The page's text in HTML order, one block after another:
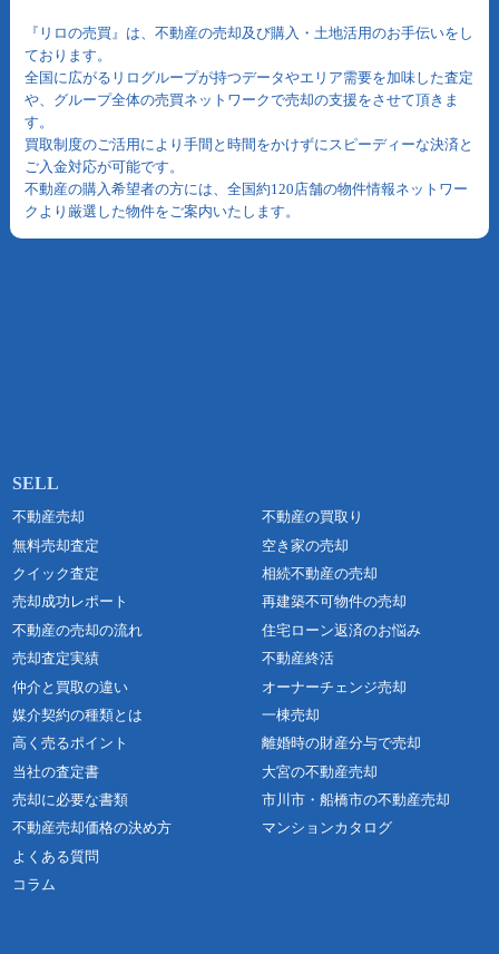
『リロの売買』は、不動産の売却及び購入・土地活用のお手伝いをし
ております。
全国に広がるリログループが持つデータやエリア需要を加味した査定
や、グループ全体の売買ネットワークで売却の支援をさせて頂きま
す。
買取制度のご活用により手間と時間をかけずにスピーディーな決済と
ご入金対応が可能です。
不動産の購入希望者の方には、全国約120店舗の物件情報ネットワー
クより厳選した物件をご案内いたします。
不動産売却
無料売却査定
クイック査定
売却成功レポート
不動産の売却の流れ
売却査定実績
仲介と買取の違い
媒介契約の種類とは
高く売るポイント
当社の査定書
売却に必要な書類
不動産売却価格の決め方
よくある質問
コラム
不動産の買取り
空き家の売却
相続不動産の売却
再建築不可物件の売却
住宅ローン返済のお悩み
不動産終活
オーナーチェンジ売却
一棟売却
離婚時の財産分与で売却
大宮の不動産売却
市川市・船橋市の不動産売却
マンションカタログ